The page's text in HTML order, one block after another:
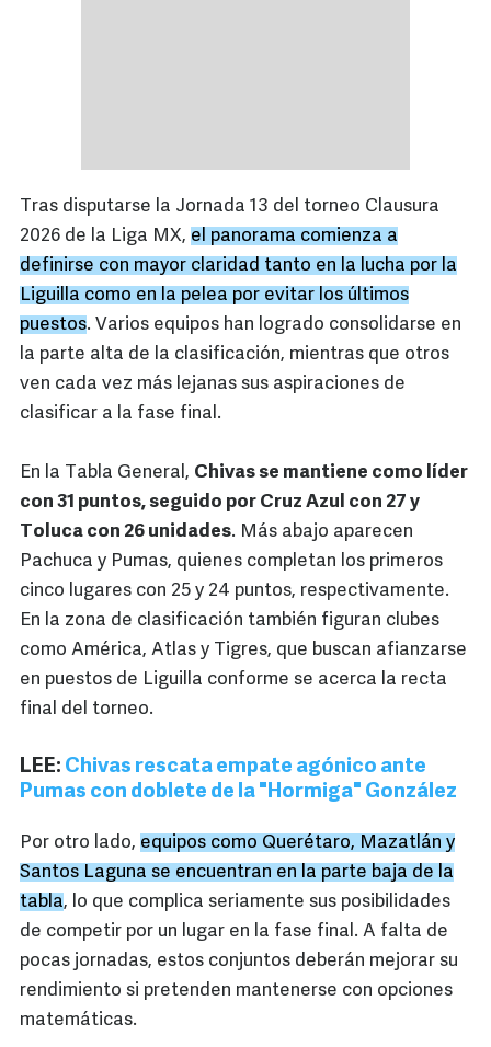
Tras disputarse la Jornada 13 del torneo Clausura
2026 de la Liga MX, el panorama comienza a
definirse con mayor claridad tanto en la lucha por la
Liguilla como en la pelea por evitar los últimos
puestos. Varios equipos han logrado consolidarse en
la parte alta de la clasificación, mientras que otros
ven cada vez más lejanas sus aspiraciones de
clasificar a la fase final.
En la Tabla General, Chivas se mantiene como líder
con 31 puntos, seguido por Cruz Azul con 27 y
Toluca con 26 unidades. Más abajo aparecen
Pachuca y Pumas, quienes completan los primeros
cinco lugares con 25 y 24 puntos, respectivamente.
En la zona de clasificación también figuran clubes
como América, Atlas y Tigres, que buscan afianzarse
en puestos de Liguilla conforme se acerca la recta
final del torneo.
LEE: Chivas rescata empate agónico ante
Pumas con doblete de la "Hormiga" González
Por otro lado, equipos como Querétaro, Mazatlán y
Santos Laguna se encuentran en la parte baja de la
tabla, lo que complica seriamente sus posibilidades
de competir por un lugar en la fase final. A falta de
pocas jornadas, estos conjuntos deberán mejorar su
rendimiento si pretenden mantenerse con opciones
matemáticas.